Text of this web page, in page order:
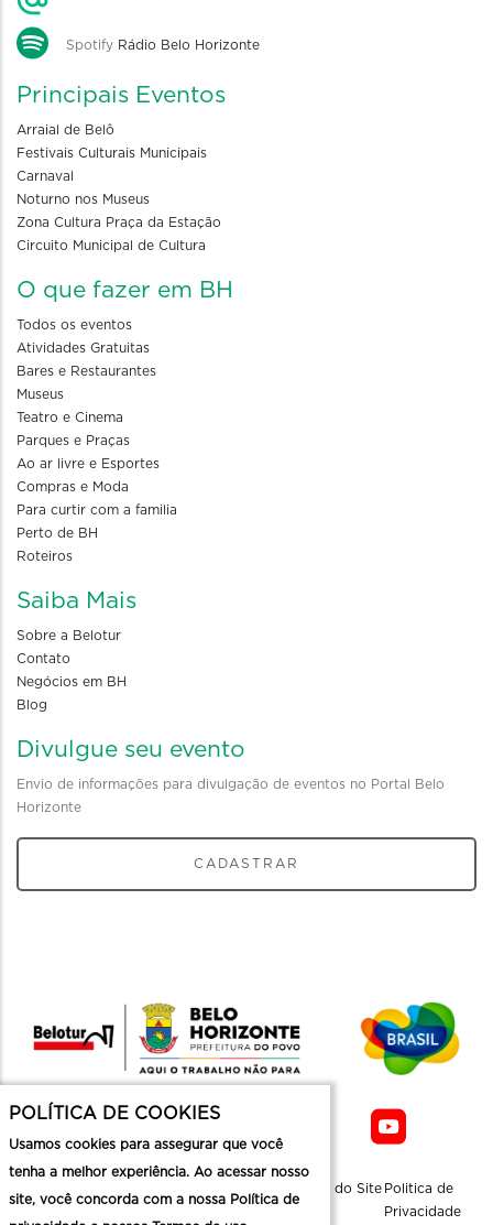
Spotify Rádio Belo Horizonte
Principais Eventos
Arraial de Belô
Festivais Culturais Municipais
Carnaval
Noturno nos Museus
Zona Cultura Praça da Estação
Circuito Municipal de Cultura
O que fazer em BH
Todos os eventos
Atividades Gratuitas
Bares e Restaurantes
Museus
Teatro e Cinema
Parques e Praças
Ao ar livre e Esportes
Compras e Moda
Para curtir com a familia
Perto de BH
Roteiros
Saiba Mais
Sobre a Belotur
Contato
Negócios em BH
Blog
Divulgue seu evento
Envio de informações para divulgação de eventos no Portal Belo
Horizonte
CADASTRAR
Mapa do Site Politica de
Privacidade
POLÍTICA DE COOKIES
Usamos cookies para assegurar que você
tenha a melhor experiência. Ao acessar nosso
site, você concorda com a nossa Política de